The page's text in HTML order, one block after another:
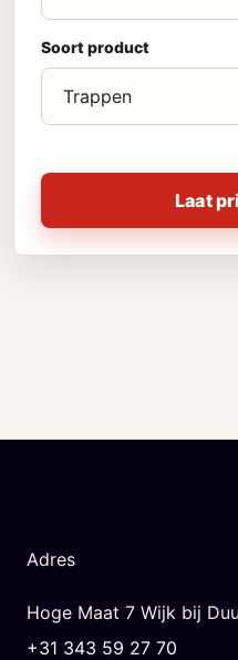
Soort product
Adres
Hoge Maat 7 Wijk bij
+31 343 59 27 70